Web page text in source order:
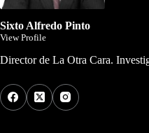
Sixto Alfredo Pinto
View Profile
Director de La Otra Cara.